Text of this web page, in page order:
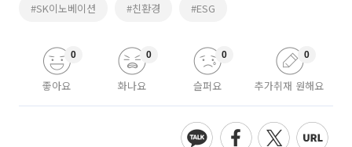
#SK이노베이션 #친환경 #ESG
좋아요
0
화나요
0
슬퍼요
0
추가취재 원해요
0